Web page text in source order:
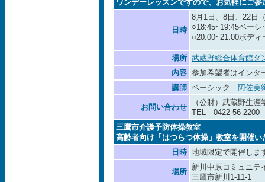
ワンデーレッスンですので、お気軽にご参
日時
8月1日、8日、22日
○18:45~19:45ベー
○20:00~21:00ボデ
場所 武蔵野総合体育館ダ
内容 参加希望者はインタ
講師 ベーシック 阿佐美
お問い合わせ
（公財）武蔵野生
TEL 0422-56-2200
三鷹市介護予防体操教室
高齢者向け「はつらつ体操」教室を開催い
日時 地域限定で開催しま
場所
新川中原コミュニテ
三鷹市新川1-11-1